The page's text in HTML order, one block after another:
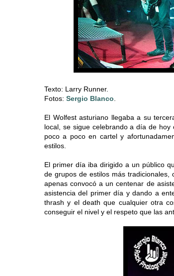
Texto: Larry Runner.
Fotos: Sergio Blanco.
El Wolfest asturiano llegaba a su
local, se sigue celebrando a día de
poco a poco en cartel y
estilos.
El primer día iba dirigido a un público
de grupos de estilos más
apenas convocó a un centenar de
asistencia del primer día y dando a
thrash y el death que cualquier otra
conseguir el nivel y el respeto que las